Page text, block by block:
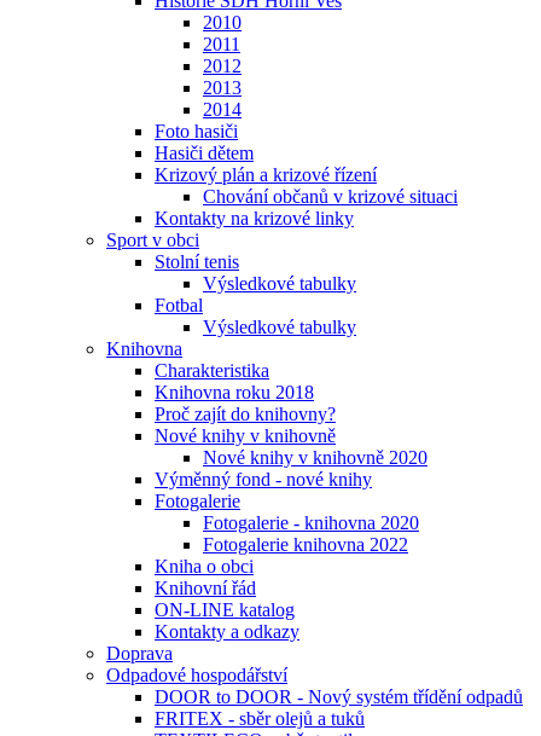
2010
2011
2012
2013
2014
Foto hasiči
Hasiči dětem
Krizový plán a krizové řízení
Chování občanů v krizové situaci
Kontakty na krizové linky
Sport v obci
Stolní tenis
Výsledkové tabulky
Fotbal
Výsledkové tabulky
Knihovna
Charakteristika
Knihovna roku 2018
Proč zajít do knihovny?
Nové knihy v knihovně
Nové knihy v knihovně 2020
Výměnný fond - nové knihy
Fotogalerie
Fotogalerie - knihovna 2020
Fotogalerie knihovna 2022
Kniha o obci
Knihovní řád
ON-LINE katalog
Kontakty a odkazy
Doprava
Odpadové hospodářství
DOOR to DOOR - Nový systém třídění odpadů
FRITEX - sběr olejů a tuků